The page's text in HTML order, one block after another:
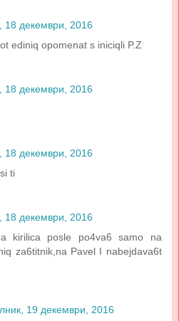
18 декември, 2016
ediniq opomenat s iniciqli P.Z
18 декември, 2016
18 декември, 2016
ti
18 декември, 2016
kirilica posle po4va6 samo na
za6titnik,na Pavel I nabejdava6t
19 декември, 2016